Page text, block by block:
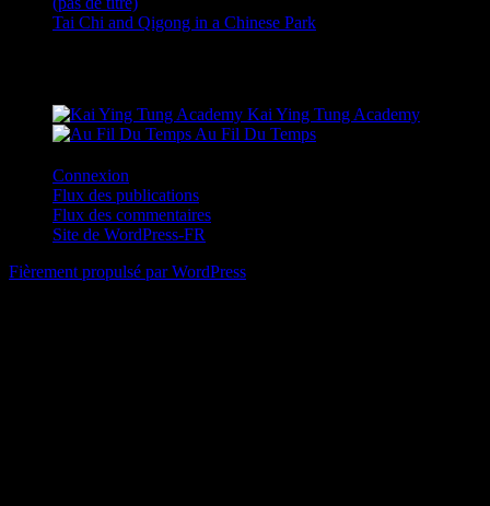
Tai Chi and Qigong in a Chinese Park
Kai Ying Tung Academy
Au Fil Du Temps
Connexion
Flux des publications
Flux des commentaires
Site de WordPress-FR
Fièrement propulsé par WordPress